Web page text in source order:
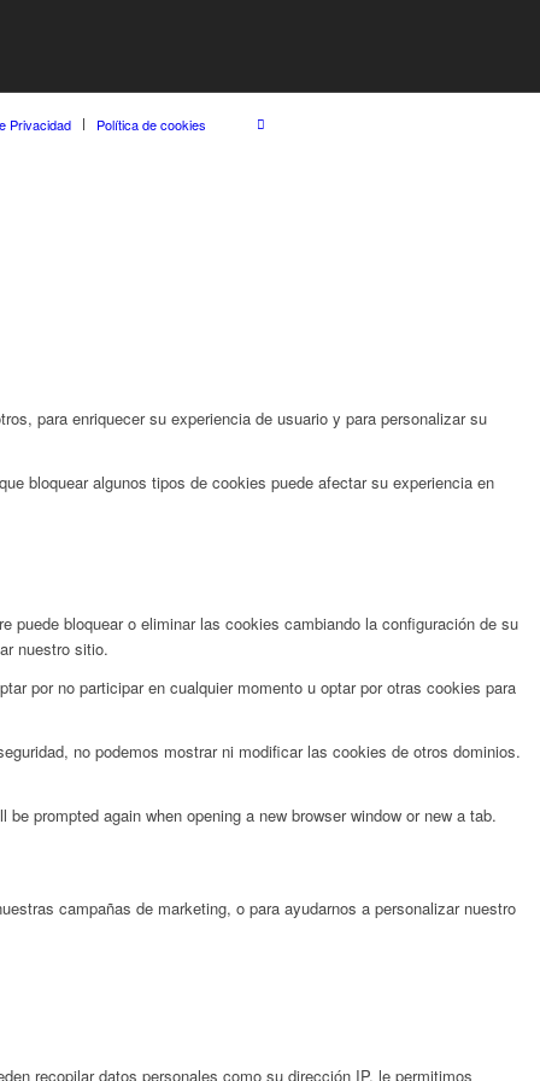
Privacidad Política de cookies
para enriquecer su experiencia de usuario y para personalizar su
bloquear algunos tipos de cookies puede afectar su experiencia en
bloquear o eliminar las cookies cambiando la configuración de su
nuestro sitio.
por no participar en cualquier momento u optar por otras cookies para
no podemos mostrar ni modificar las cookies de otros dominios.
prompted again when opening a new browser window or new a tab.
campañas de marketing, o para ayudarnos a personalizar nuestro
recopilar datos personales como su dirección IP, le permitimos